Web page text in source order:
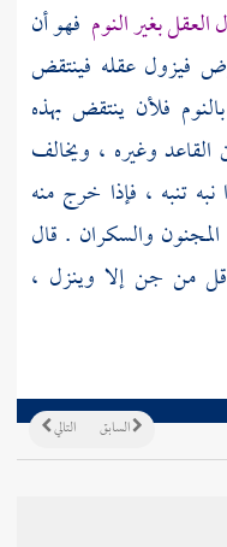
العقل بغير النوم فهو أن
فيزول عقله فينتقض
فلأن ينتقض بهذه
وغيره ، ويخالف
نبه تنبه ، فإذا خرج منه
والسكران . قال
من جن إلا وينزل ،
التالي السابق